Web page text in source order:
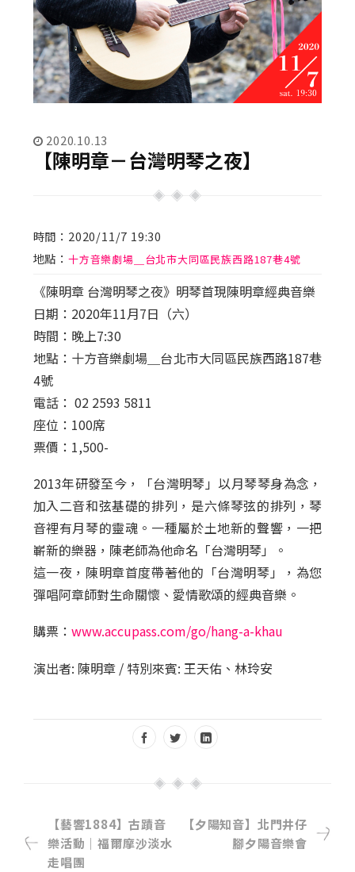
2020.10.13
【陳明章－台灣明琴之夜】
時間：2020/11/7 19:30
地點：十方音樂劇場＿台北市大同區民族西路187巷4號
《陳明章 台灣明琴之夜》明琴首現陳明章經典音樂
日期：2020年11月7日（六）
時間：晚上7:30
地點：十方音樂劇場＿台北市大同區民族西路187巷
4號
電話： 02 2593 5811
座位：100席
票價：1,500-
2013年研發至今，「台灣明琴」以月琴琴身為念，
加入二音和弦基礎的排列，是六條琴弦的排列，琴
音裡有月琴的靈魂。一種屬於土地新的聲響，一把
嶄新的樂器，陳老師為他命名「台灣明琴」。
這一夜，陳明章首度帶著他的「台灣明琴」，為您
彈唱阿章師對生命關懷、愛情歌頌的經典音樂。
購票： www.accupass.com/go/hang-a-khau
演出者: 陳明章 / 特別來賓: 王天佑、林玲安
【藝響1884】古蹟音
樂活動｜福爾摩沙淡水
走唱團
【夕陽知音】北門井仔
腳夕陽音樂會